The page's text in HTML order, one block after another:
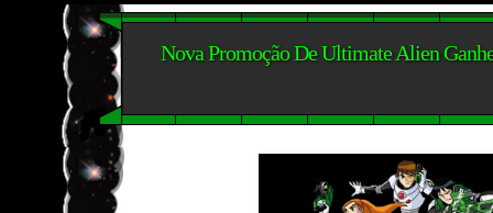
Nova Promoção De Ultimate Alien